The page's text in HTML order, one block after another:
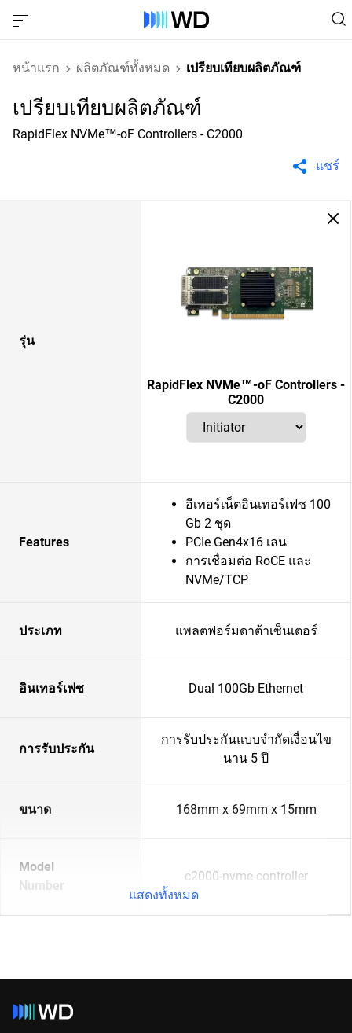
หน้าแรก ผลิตภัณฑ์ทั้งหมด เปรียบเทียบผลิตภัณฑ์
เปรียบเทียบผลิตภัณฑ์
RapidFlex NVMe™-oF Controllers - C2000
แชร์
รุ่น
RapidFlex NVMe™-oF Controllers -
C2000
Features
อีเทอร์เน็ตอินเทอร์เฟซ 100
Gb 2 ชุด
PCIe Gen4x16 เลน
การเชื่อมต่อ RoCE และ
NVMe/TCP
ประเภท แพลตฟอร์มดาต้าเซ็นเตอร์
อินเทอร์เฟซ Dual 100Gb Ethernet
การรับประกัน
การรับประกันแบบจำกัดเงื่อนไข
นาน 5 ปี
ขนาด 168mm x 69mm x 15mm
Model
Number
c2000-nvme-controller
แสดงทั้งหมด